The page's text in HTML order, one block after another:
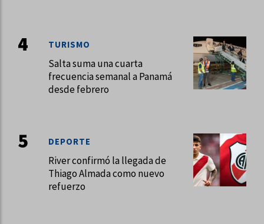
Salta suma una cuarta
frecuencia semanal a Panamá
desde febrero
TURISMO
River confirmó la llegada de
Thiago Almada como nuevo
refuerzo
DEPORTE